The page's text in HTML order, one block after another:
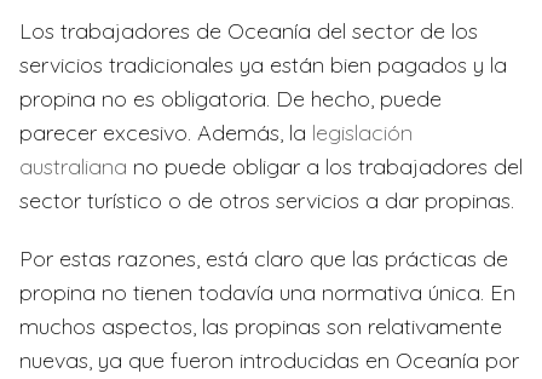
Los trabajadores de Oceanía del sector de los
servicios tradicionales ya están bien pagados y la
propina no es obligatoria. De hecho, puede
parecer excesivo. Además, la legislación
australiana no puede obligar a los trabajadores del
sector turístico o de otros servicios a dar propinas.
Por estas razones, está claro que las prácticas de
propina no tienen todavía una normativa única. En
muchos aspectos, las propinas son relativamente
nuevas, ya que fueron introducidas en Oceanía por